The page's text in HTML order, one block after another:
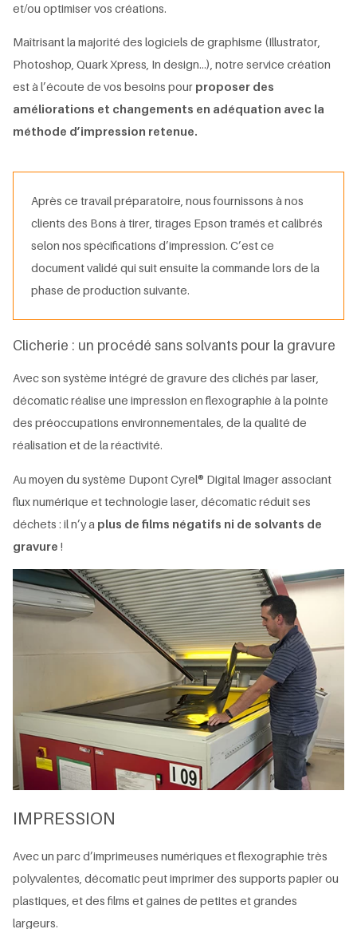
et/ou optimiser vos créations.
Maîtrisant la majorité des logiciels de graphisme (Illustrator,
Photoshop, Quark Xpress, In design…), notre service création
est à l’écoute de vos besoins pour proposer des
améliorations et changements en adéquation avec la
méthode d’impression retenue.
Après ce travail préparatoire, nous fournissons à nos
clients des Bons à tirer, tirages Epson tramés et calibrés
selon nos spécifications d’impression. C’est ce
document validé qui suit ensuite la commande lors de la
phase de production suivante.
Clicherie : un procédé sans solvants pour la gravure
Avec son système intégré de gravure des clichés par laser,
décomatic réalise une impression en flexographie à la pointe
des préoccupations environnementales, de la qualité de
réalisation et de la réactivité.
Au moyen du système Dupont Cyrel® Digital Imager associant
flux numérique et technologie laser, décomatic réduit ses
déchets : il n’y a plus de films négatifs ni de solvants de
gravure !
IMPRESSION
Avec un parc d’imprimeuses numériques et flexographie très
polyvalentes, décomatic peut imprimer des supports papier ou
plastiques, et des films et gaines de petites et grandes
largeurs.